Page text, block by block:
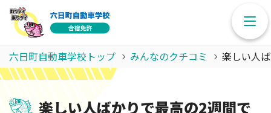
六日町自動車学校トップ みんなのクチコミ 楽しい人
楽しい人ばかりで最高の2週間で